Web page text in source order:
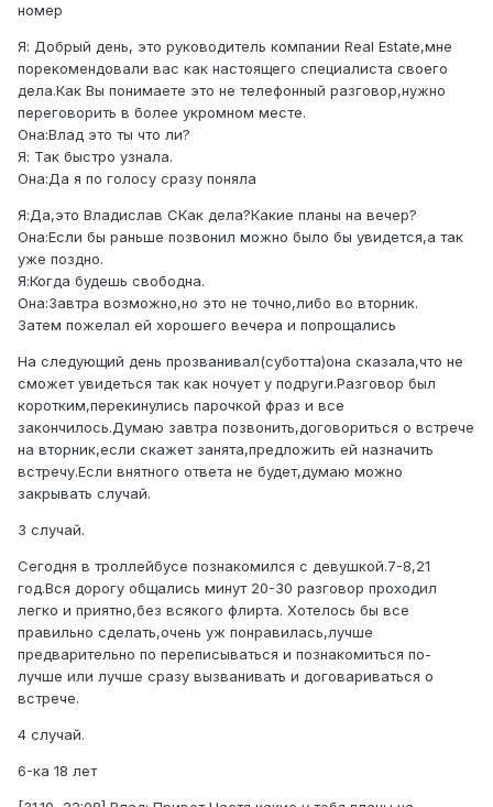
номер
Я: Добрый день, это руководитель компании Real Estate,мне
порекомендовали вас как настоящего специалиста своего
дела.Как Вы понимаете это не телефонный разговор,нужно
переговорить в более укромном месте.
Она:Влад это ты что ли?
Я: Так быстро узнала.
Она:Да я по голосу сразу поняла
Я:Да,это Владислав СКак дела?Какие планы на вечер?
Она:Если бы раньше позвонил можно было бы увидется,а так
уже поздно.
Я:Когда будешь свободна.
Она:Завтра возможно,но это не точно,либо во вторник.
Затем пожелал ей хорошего вечера и попрощались
На следующий день прозванивал(суботта)она сказала,что не
сможет увидеться так как ночует у подруги.Разговор был
коротким,перекинулись парочкой фраз и все
закончилось.Думаю завтра позвонить,договориться о встрече
на вторник,если скажет занята,предложить ей назначить
встречу.Если внятного ответа не будет,думаю можно
закрывать случай.
3 случай.
Сегодня в троллейбусе познакомился с девушкой.7-8,21
год.Вся дорогу общались минут 20-30 разговор проходил
легко и приятно,без всякого флирта. Хотелось бы все
правильно сделать,очень уж понравилась,лучше
предварительно по переписываться и познакомиться по-
лучше или лучше сразу вызванивать и договариваться о
встрече.
4 случай.
6-ка 18 лет